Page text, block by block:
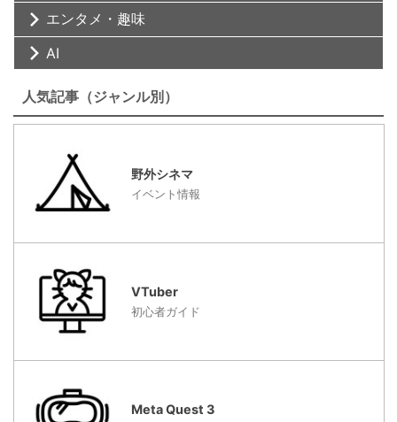
エンタメ・趣味
AI
人気記事（ジャンル別）
野外シネマ
イベント情報
VTuber
初心者ガイド
Meta Quest 3